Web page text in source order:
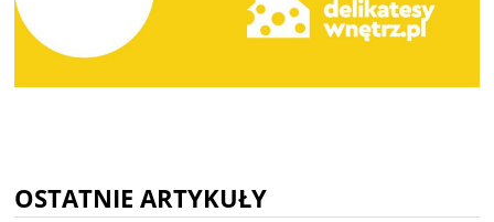
OSTATNIE ARTYKUŁY